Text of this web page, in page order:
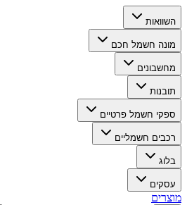
השוואות
מונה חשמל חכם
מחשבונים
תובנות
ספקי חשמל פרטיים
רכבים חשמליים
בלוג
עסקים
מוצרים